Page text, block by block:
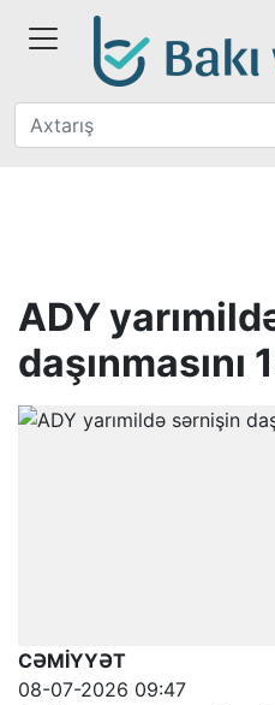
ADY
daşınmasını
CƏMİYYƏT
08-07-2026 09:47